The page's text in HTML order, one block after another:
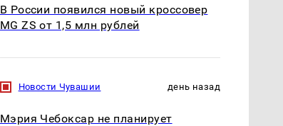
В России появился новый кроссовер
MG ZS от 1,5 млн рублей
Новости Чувашии день назад
Мэрия Чебоксар не планирует